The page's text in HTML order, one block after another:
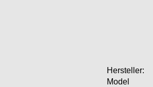
Hersteller:
Model